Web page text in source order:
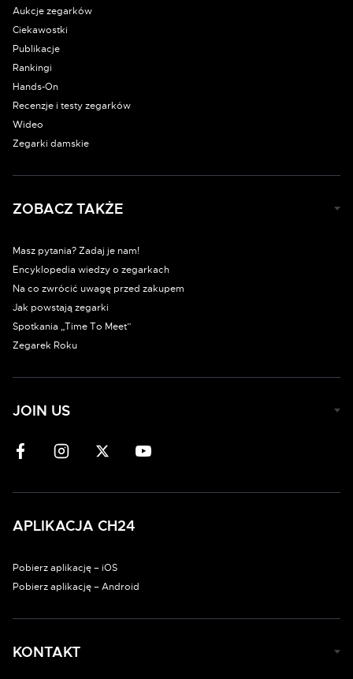
Aukcje zegarków
Ciekawostki
Publikacje
Rankingi
Hands-On
Recenzje i testy zegarków
Wideo
Zegarki damskie
ZOBACZ TAKŻE
Masz pytania? Zadaj je nam!
Encyklopedia wiedzy o zegarkach
Na co zwrócić uwagę przed zakupem
Jak powstają zegarki
Spotkania „Time To Meet”
Zegarek Roku
JOIN US
APLIKACJA CH24
Pobierz aplikację – iOS
Pobierz aplikację – Android
KONTAKT